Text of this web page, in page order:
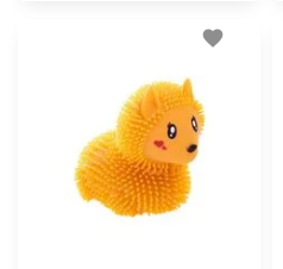
favorite